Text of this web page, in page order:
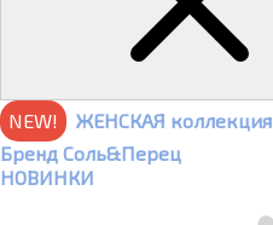
NEW!
ЖЕНСКАЯ коллекция
Бренд Соль&Перец
НОВИНКИ